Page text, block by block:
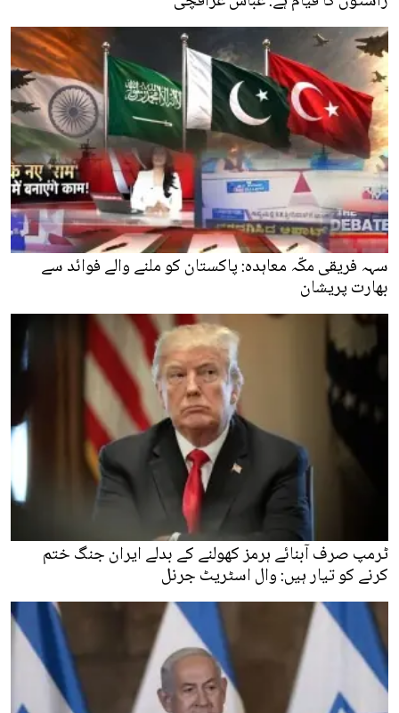
سہہ فریقی مکّہ معاہدہ: پاکستان کو ملنے والے فوائد سے
بھارت پریشان
ٹرمپ صرف آبنائے ہرمز کھولنے کے بدلے ایران جنگ ختم
کرنے کو تیار ہیں: وال اسٹریٹ جرنل